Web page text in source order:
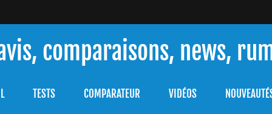
comparaisons, news,
TESTS COMPARATEUR VIDÉOS